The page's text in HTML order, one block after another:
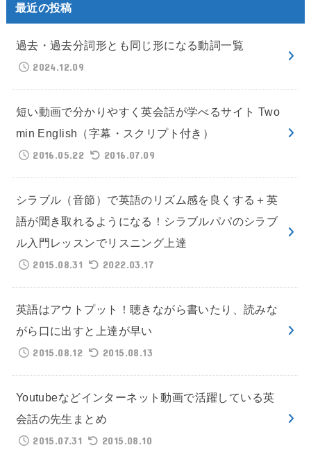
最近の投稿
過去・過去分詞形とも同じ形になる動詞一覧
2024.12.09
短い動画で分かりやすく英会話が学べるサイト Two
min English（字幕・スクリプト付き）
2016.05.22
2016.07.09
シラブル（音節）で英語のリズム感を良くする＋英
語が聞き取れるようになる！シラブルパパのシラブ
ル入門レッスンでリスニング上達
2015.08.31
2022.03.17
英語はアウトプット！聴きながら書いたり、読みな
がら口に出すと上達が早い
2015.08.12
2015.08.13
Youtubeなどインターネット動画で活躍している英
会話の先生まとめ
2015.07.31
2015.08.10